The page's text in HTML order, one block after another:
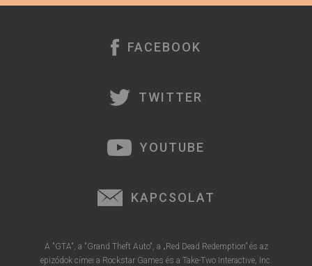
FACEBOOK
TWITTER
YOUTUBE
KAPCSOLAT
A "GTA", a "Grand Theft Auto", a „Red Dead Redemption” és az
epizódok címei a Rockstar Games és a Take-Two Interactive, Inc.